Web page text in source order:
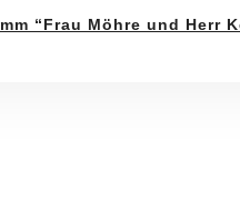
“Frau Möhre und Herr